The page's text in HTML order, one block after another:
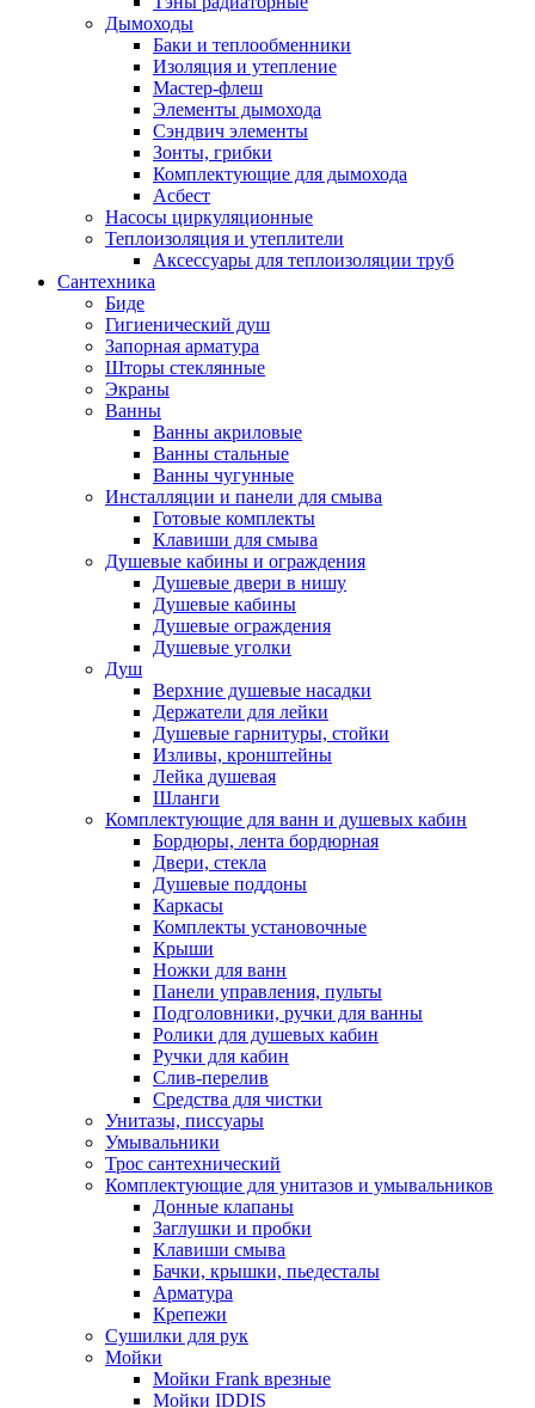
Дымоходы
Баки и теплообменники
Изоляция и утепление
Мастер-флеш
Элементы дымохода
Сэндвич элементы
Зонты, грибки
Комплектующие для дымохода
Асбест
Насосы циркуляционные
Теплоизоляция и утеплители
Аксессуары для теплоизоляции труб
Сантехника
Биде
Гигиенический душ
Запорная арматура
Шторы стеклянные
Экраны
Ванны
Ванны акриловые
Ванны стальные
Ванны чугунные
Инсталляции и панели для смыва
Готовые комплекты
Клавиши для смыва
Душевые кабины и ограждения
Душевые двери в нишу
Душевые кабины
Душевые ограждения
Душевые уголки
Душ
Верхние душевые насадки
Держатели для лейки
Душевые гарнитуры, стойки
Изливы, кронштейны
Лейка душевая
Шланги
Комплектующие для ванн и душевых кабин
Бордюры, лента бордюрная
Двери, стекла
Душевые поддоны
Каркасы
Комплекты установочные
Крыши
Ножки для ванн
Панели управления, пульты
Подголовники, ручки для ванны
Ролики для душевых кабин
Ручки для кабин
Слив-перелив
Средства для чистки
Унитазы, писсуары
Умывальники
Трос сантехнический
Комплектующие для унитазов и умывальников
Донные клапаны
Заглушки и пробки
Клавиши смыва
Бачки, крышки, пьедесталы
Арматура
Крепежи
Сушилки для рук
Мойки
Мойки Frank врезные
Мойки IDDIS